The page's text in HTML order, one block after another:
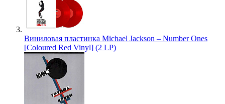
Виниловая пластинка Michael Jackson – Number Ones
[Coloured Red Vinyl] (2 LP)